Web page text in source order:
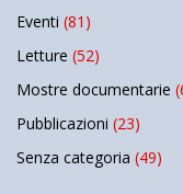
Eventi (81)
Letture (52)
Mostre documentarie
Pubblicazioni (23)
Senza categoria (49)